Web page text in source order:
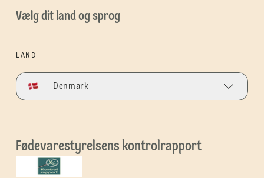
Vælg dit land og sprog
LAND
Denmark
Fødevarestyrelsens kontrolrapport